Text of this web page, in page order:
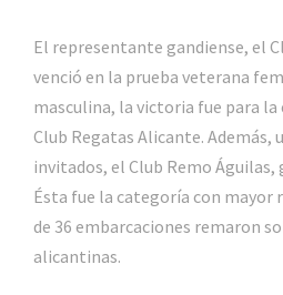
El representante gandiense, el
venció en la prueba veterana
masculina, la victoria fue para la
Club Regatas Alicante. Además,
invitados, el Club Remo Águilas,
Ésta fue la categoría con
de 36 embarcaciones remaron
alicantinas.